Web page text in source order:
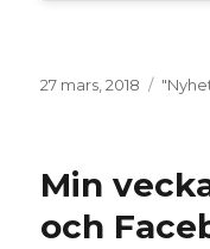
Postat
27 mars, 2018
Min
och